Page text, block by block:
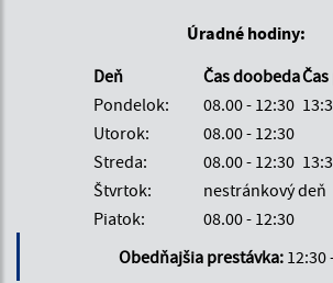
Úradné hodiny:
Deň
Čas doobeda
Pondelok:
08.00 - 12:30
Utorok:
08.00 - 12:30
Streda:
08.00 - 12:30
Štvrtok:
nestránkový deň
Piatok:
08.00 - 12:30
Obedňajšia prestávka: 12:30